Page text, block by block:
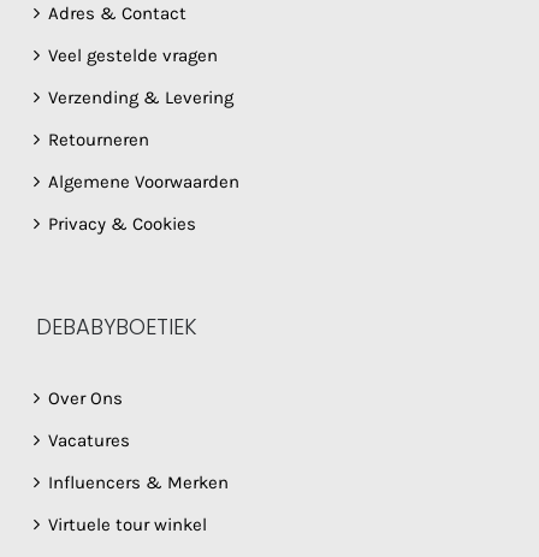
Adres & Contact
Veel gestelde vragen
Verzending & Levering
Retourneren
Algemene Voorwaarden
Privacy & Cookies
DEBABYBOETIEK
Over Ons
Vacatures
Influencers & Merken
Virtuele tour winkel